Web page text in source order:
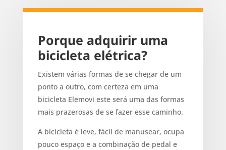
Porque adquirir uma
bicicleta elétrica?
Existem várias formas de se chegar de um
ponto a outro, com certeza em uma
bicicleta Elemovi este será uma das formas
mais prazerosas de se fazer esse caminho.
A bicicleta é leve, fácil de manusear, ocupa
pouco espaço e a combinação de pedal e